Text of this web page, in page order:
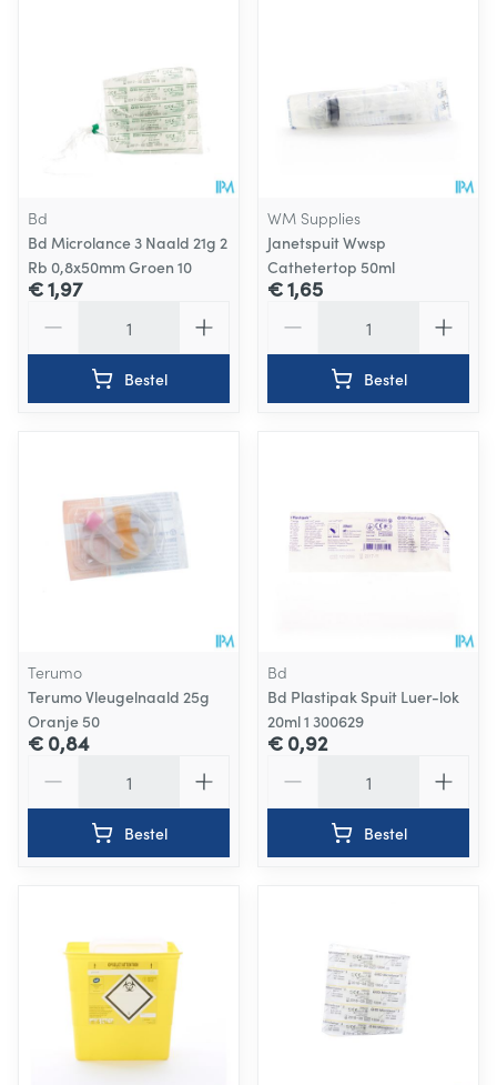
Bd
Bd Microlance 3 Naald 21g 2
Rb 0,8x50mm Groen 10
€ 1,97
Bestel
WM Supplies
Janetspuit Wwsp
Cathetertop 50ml
€ 1,65
Bestel
Terumo
Terumo Vleugelnaald 25g
Oranje 50
€ 0,84
Bestel
Bd
Bd Plastipak Spuit Luer-lok
20ml 1 300629
€ 0,92
Bestel